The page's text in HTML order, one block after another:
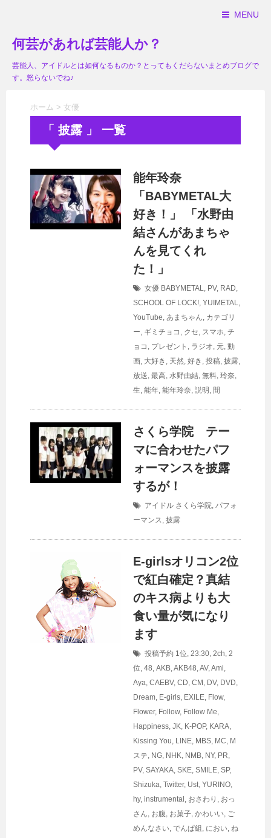
MENU
何芸があれば芸能人か？
芸能人、アイドルとは如何なるものか？とってもくだらないまとめブログで
す。怒らないでね♪
ホーム > 女優
「 披露 」 一覧
能年玲奈
「BABYMETAL大
好き！」 「水野由
結さんがあまちゃ
んを見てくれ
た！」
女優 BABYMETAL, PV, RAD,
SCHOOL OF LOCK!, YUIMETAL,
YouTube, あまちゃん, カテゴリ
ー, ギミチョコ , クセ, スマホ, チ
ョコ , プレゼント , ラジオ, 元, 動
画, 大好き , 天然, 好き , 投稿, 披露,
放送, 最高, 水野由結, 無料, 玲奈,
生, 能年, 能年玲奈, 説明 , 間
さくら学院 テー
マに合わせたパフ
ォーマンスを披露
するが！
アイドル さくら学院, パフォ
ーマンス, 披露
E-girlsオリコン2位
で紅白確定？真結
のキス病よりも大
食い量が気になり
ます
投稿予約 1位, 23:30, 2ch, 2
位, 48, AKB,AKB48,AV,Ami,
Aya, CAEBV, CD, CM , DV, DVD,
Dream, E-girls, EXILE, Flow,
Flower, Follow, Follow Me,
Happiness, JK, K-POP, KARA,
Kissing You, LINE, MBS, MC, M
ステ, NG, NHK, NMB, NY, PR,
PV, SAYAKA, SKE, SMILE, SP,
Shizuka, Twitter, Ust, YURINO,
hy, instrumental , おさわり , おっ
さん, お腹, お菓子, かわいい, ご
めんなさい, でんぱ組 , におい, ね